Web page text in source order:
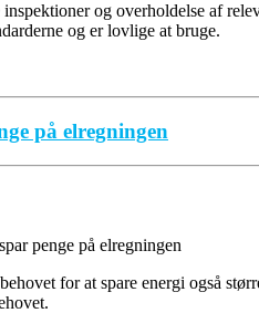
og overholdelse af
og er lovlige at bruge.
på elregningen
for at spare energi også